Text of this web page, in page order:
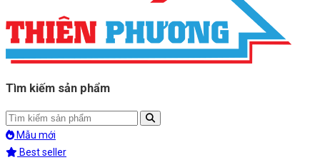
Tìm kiếm sản phẩm
Mẫu mới
Best seller